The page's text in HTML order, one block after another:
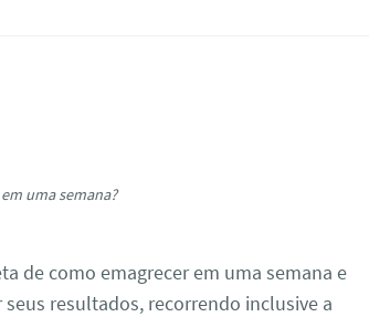
uma semana?
decomo emagrecer em uma semana e
resultados, recorrendo inclusive a